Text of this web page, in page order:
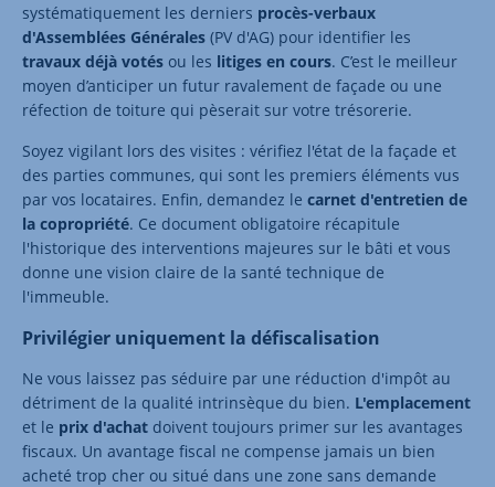
systématiquement les derniers procès-verbaux
d'Assemblées Générales (PV d'AG) pour identifier les
travaux déjà votés ou les litiges en cours. C’est le meilleur
moyen d’anticiper un futur ravalement de façade ou une
réfection de toiture qui pèserait sur votre trésorerie.
Soyez vigilant lors des visites : vérifiez l'état de la façade et
des parties communes, qui sont les premiers éléments vus
par vos locataires. Enfin, demandez le carnet d'entretien de
la copropriété. Ce document obligatoire récapitule
l'historique des interventions majeures sur le bâti et vous
donne une vision claire de la santé technique de
l'immeuble.
Privilégier uniquement la défiscalisation
Ne vous laissez pas séduire par une réduction d'impôt au
détriment de la qualité intrinsèque du bien. L'emplacement
et le prix d'achat doivent toujours primer sur les avantages
fiscaux. Un avantage fiscal ne compense jamais un bien
acheté trop cher ou situé dans une zone sans demande